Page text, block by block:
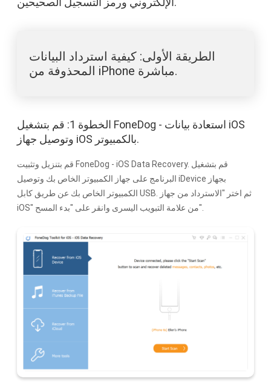
الطريقة الأولى: كيفية استرداد البيانات
المحذوفة من iPhone مباشرة.
الخطوة 1: قم بتشغيل FoneDog - استعادة بيانات iOS
وتوصيل جهاز iOS بالكمبيوتر.
قم بتنزيل وتثبيت FoneDog - iOS Data Recovery. قم بتشغيل
البرنامج على جهاز الكمبيوتر الخاص بك وتوصيل iDevice بجهاز
الكمبيوتر الخاص بك عن طريق كابل USB. ثم اختر "الاسترداد من جهاز
iOS" من علامة التبويب اليسرى وانقر على "بدء المسح".